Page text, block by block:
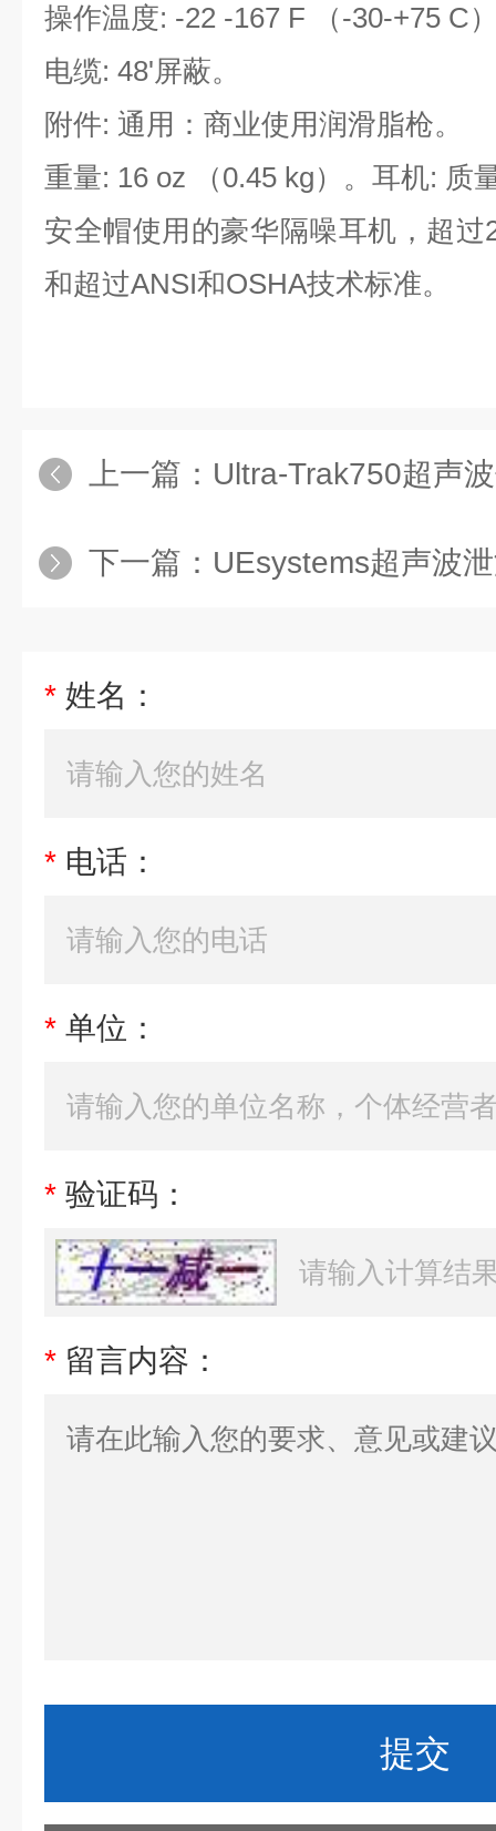
操作温度: -22 -167 F （-30-+75 C
电缆: 48'屏蔽。
附件: 通用：商业使用润滑脂枪。
重量: 16 oz （0.45 kg）。耳机: 质
安全帽使用的豪华隔噪耳机，超
和超过ANSI和OSHA技术标准。
上一篇： Ultra-Trak750超声波
下一篇： UEsystems超声波泄漏
* 姓名：
* 电话：
* 单位：
* 验证码：
* 留言内容：